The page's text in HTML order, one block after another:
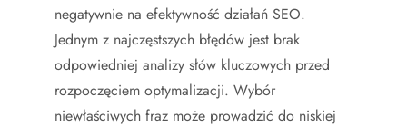
negatywnie na efektywność działań SEO.
Jednym z najczęstszych błędów jest brak
odpowiedniej analizy słów kluczowych przed
rozpoczęciem optymalizacji. Wybór
niewłaściwych fraz może prowadzić do niskiej